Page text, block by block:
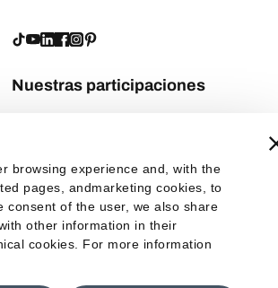
browsing experience and, with the
pages, andmarketing cookies, to
consent of the user, we also share
other information in their
cookies. For more information
Nuestras participaciones